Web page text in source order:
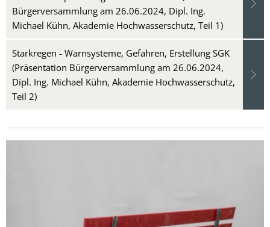
Bürgerversammlung am 26.06.2024, Dipl. Ing.
Michael Kühn, Akademie Hochwasserschutz, Teil 1)
Starkregen - Warnsysteme, Gefahren, Erstellung SGK
(Präsentation Bürgerversammlung am 26.06.2024,
Dipl. Ing. Michael Kühn, Akademie Hochwasserschutz,
Teil 2)